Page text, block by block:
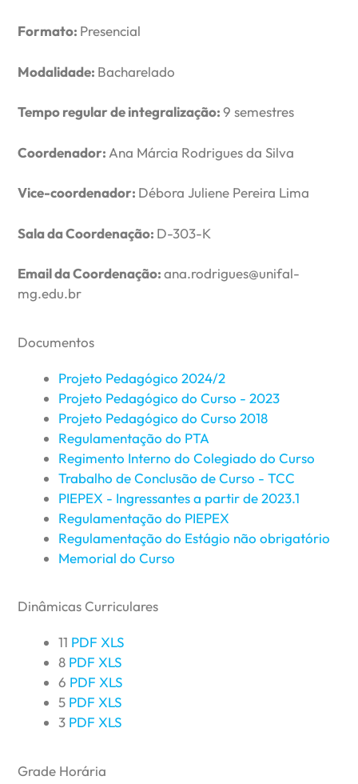
Formato: Presencial
Modalidade: Bacharelado
Tempo regular de integralização:9 semestres
Coordenador: Ana Márcia Rodrigues da Silva
Vice-coordenador: Débora Juliene Pereira Lima
Sala da Coordenação: D-303-K
Email da Coordenação:ana.rodrigues@unifal-
mg.edu.br
Documentos
Projeto Pedagógico 2024/2
Projeto Pedagógico do Curso - 2023
Projeto Pedagógico do Curso 2018
Regulamentação do PTA
Regimento Interno do Colegiado do Curso
Trabalho de Conclusão de Curso - TCC
PIEPEX - Ingressantes a partir de 2023.1
Regulamentação do PIEPEX
Regulamentação do Estágio não obrigatório
Memorial do Curso
Dinâmicas Curriculares
11 PDF XLS
8 PDF XLS
6 PDF XLS
5 PDF XLS
3 PDF XLS
Grade Horária